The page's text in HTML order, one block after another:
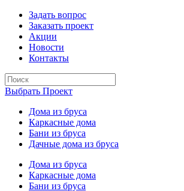
Задать вопрос
Заказать проект
Акции
Новости
Контакты
Выбрать Проект
Дома из бруса
Каркасные дома
Бани из бруса
Дачные дома из бруса
Дома из бруса
Каркасные дома
Бани из бруса